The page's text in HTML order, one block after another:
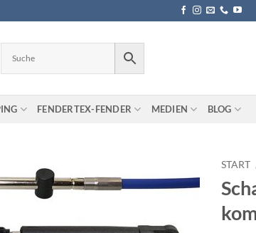
FENDERTEX-FENDER MEDIEN BLOG
START